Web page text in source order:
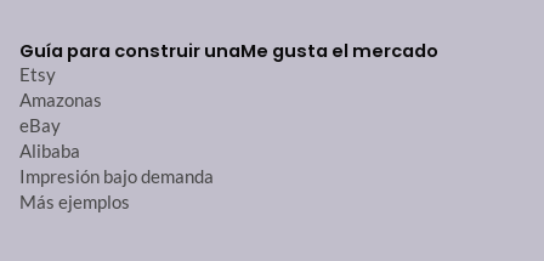
Guía para construir unaMe gusta el mercado
Etsy
Amazonas
eBay
Alibaba
Impresión bajo demanda
Más ejemplos